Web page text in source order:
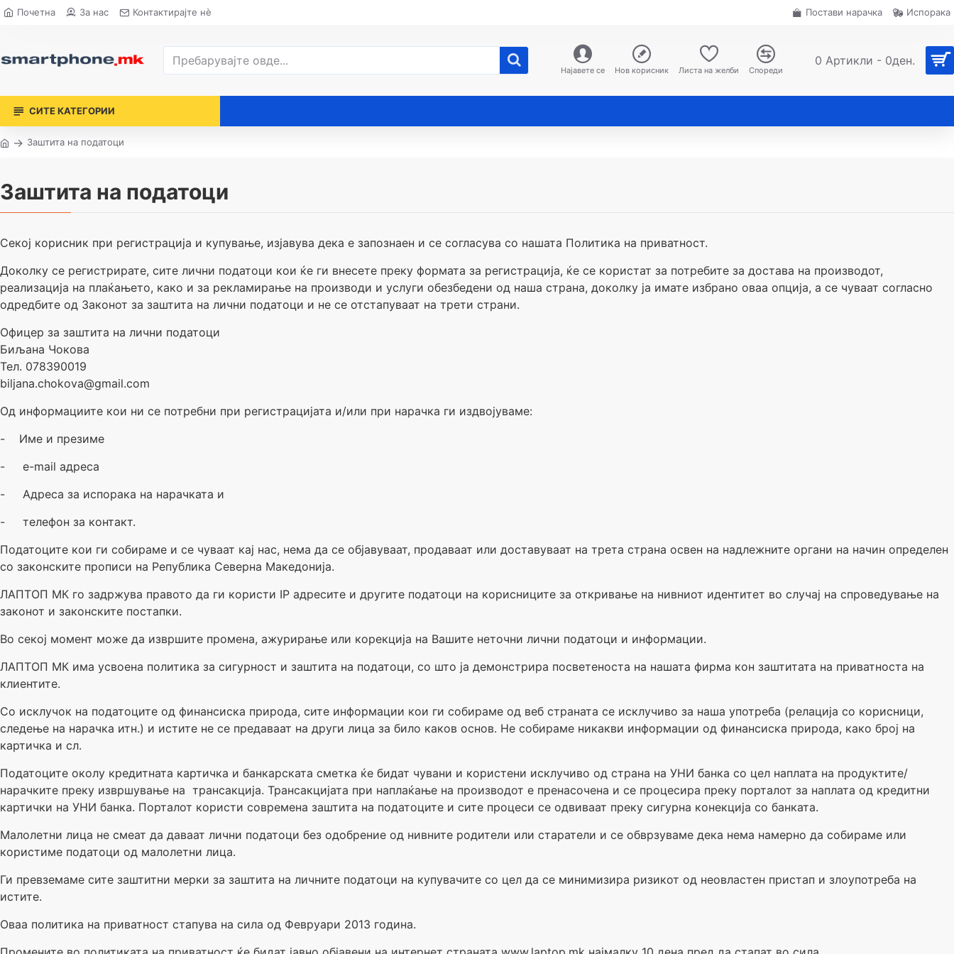
Почетна За нас Контактирајте нè Постави нарачка Испорака
Најавете се Нов корисник Листа на желби Спореди
0 Артикли - 0ден.
СИТЕ КАТЕГОРИИ
Заштита на податоци
Заштита на податоци
Секој корисник при регистрација и купување, изјавува дека е запознаен и се согласува со нашата Политика на приватност.
Доколку се регистрирате, сите лични податоци кои ќе ги внесете преку формата за регистрација, ќе се користат за потребите за достава на производот,
реализација на плаќањето, како и за рекламирање на производи и услуги обезбедени од наша страна, доколку ја имате избрано оваа опција, а се чуваат согласно
одредбите од Законот за заштита на лични податоци и не се отстапуваат на трети страни.
Офицер за заштита на лични податоци
Биљана Чокова
Тел. 078390019
biljana.chokova@gmail.com
Од информациите кои ни се потребни при регистрацијата и/или при нарачка ги издвојуваме:
- Име и презиме
- e-mail адреса
- Адреса за испорака на нарачката и
- телефон за контакт.
Податоците кои ги собираме и се чуваат кај нас, нема да се објавуваат, продаваат или доставуваат на трета страна освен на надлежните органи на начин определен
со законските прописи на Република Северна Македонија.
ЛАПТОП МК го задржува правото да ги користи IP aдресите и другите податоци на корисниците за откривање на нивниот идентитет во случај на спроведување на
законот и законските постапки.
Во секој момент може да извршите промена, ажурирање или корекција на Вашите неточни лични податоци и информации.
ЛАПТОП МК има усвоена политика за сигурност и заштита на податоци, со што ја демонстрира посветеноста на нашата фирма кон заштитата на приватноста на
клиентите.
Со исклучок на податоците од финансиска природа, сите информации кои ги собираме од веб страната се исклучиво за наша употреба (релација со корисници,
следење на нарачка итн.) и истите не се предаваат на други лица за било каков основ. Не собираме никакви информации од финансиска природа, како број на
картичка и сл.
Податоците околу кредитната картичка и банкарската сметка ќе бидат чувани и користени исклучиво од страна на УНИ банка со цел наплата на продуктите/
нарачките преку извршување на трансакција. Трансакцијата при наплаќање на производот е пренасочена и се процесира преку порталот за наплата од кредитни
картички на УНИ банка. Порталот користи современа заштита на податоците и сите процеси се одвиваат преку сигурна конекција со банката.
Малолетни лица не смеат да даваат лични податоци без одобрение од нивните родители или старатели и се обврзуваме дека нема намерно да собираме или
користиме податоци од малолетни лица.
Ги превземаме сите заштитни мерки за заштита на личните податоци на купувачите со цел да се минимизира ризикот од неовластен пристап и злоупотреба на
истите.
Оваа политика на приватност стапува на сила од Февруари 2013 година.